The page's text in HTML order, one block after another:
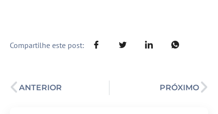
Compartilhe este post:
ANTERIOR PRÓXIMO